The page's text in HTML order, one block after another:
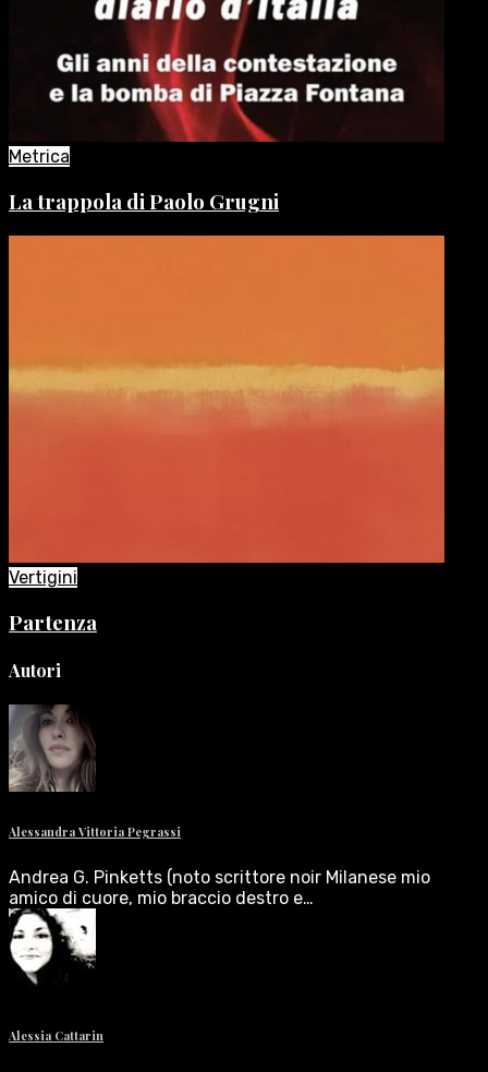
Metrica
La trappola di Paolo Grugni
Vertigini
Partenza
Autori
Alessandra Vittoria Pegrassi
Andrea G. Pinketts (noto scrittore noir Milanese mio
amico di cuore, mio braccio destro e…
Alessia Cattarin